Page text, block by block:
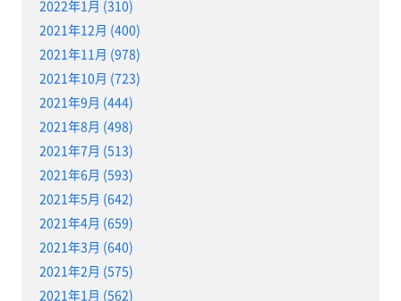
2022年1月 (310)
2021年12月 (400)
2021年11月 (978)
2021年10月 (723)
2021年9月 (444)
2021年8月 (498)
2021年7月 (513)
2021年6月 (593)
2021年5月 (642)
2021年4月 (659)
2021年3月 (640)
2021年2月 (575)
2021年1月 (562)